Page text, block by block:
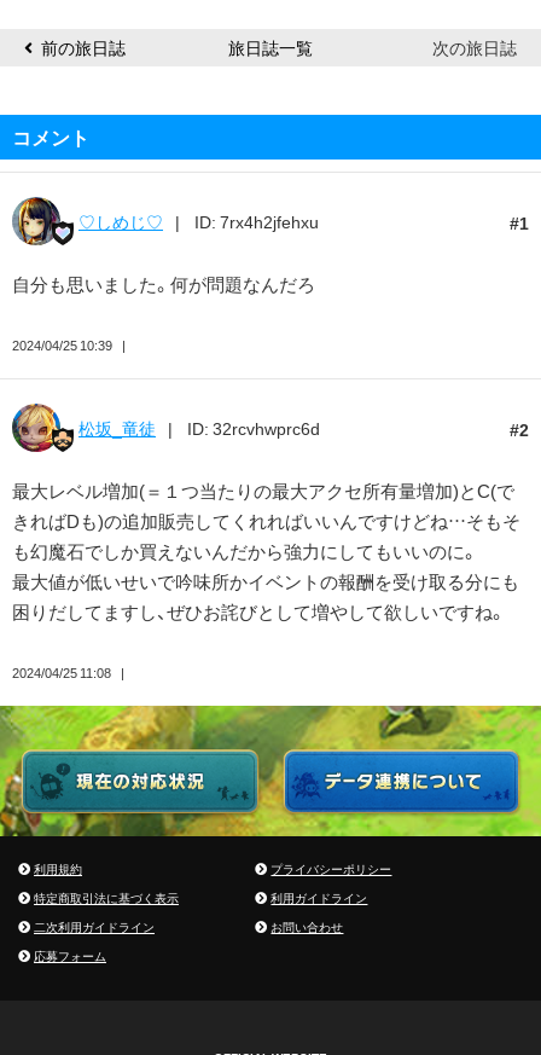
前の旅日誌 旅日誌一覧 次の旅日誌
コメント
1
♡しめじ♡ ID: 7rx4h2jfehxu
自分も思いました。何が問題なんだろ
2024/04/25 10:39
2
松坂_竜徒 ID: 32rcvhwprc6d
最大レベル増加(＝１つ当たりの最大アクセ所有量増加)とC(で
きればDも)の追加販売してくれればいいんですけどね…そもそ
も幻魔石でしか買えないんだから強力にしてもいいのに。
最大値が低いせいで吟味所かイベントの報酬を受け取る分にも
困りだしてますし、ぜひお詫びとして増やして欲しいですね。
2024/04/25 11:08
利用規約
プライバシーポリシー
特定商取引法に基づく表示
利用ガイドライン
二次利用ガイドライン
お問い合わせ
応募フォーム